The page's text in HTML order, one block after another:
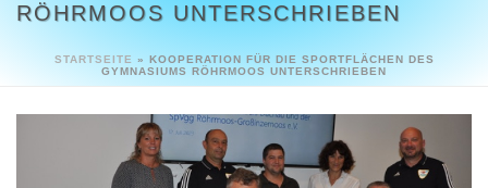
RÖHRMOOS UNTERSCHRIEBEN
STARTSEITE » KOOPERATION FÜR DIE SPORTFLÄCHEN DES
GYMNASIUMS RÖHRMOOS UNTERSCHRIEBEN